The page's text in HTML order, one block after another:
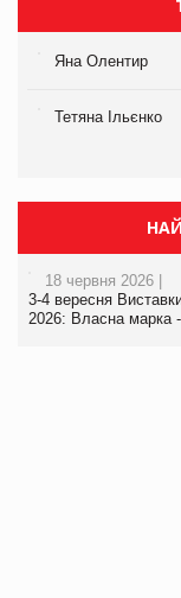
Яна Олентир
Тетяна Ільєнко
18 червня 2026 |
3-4 вересня
2026: Власна марка